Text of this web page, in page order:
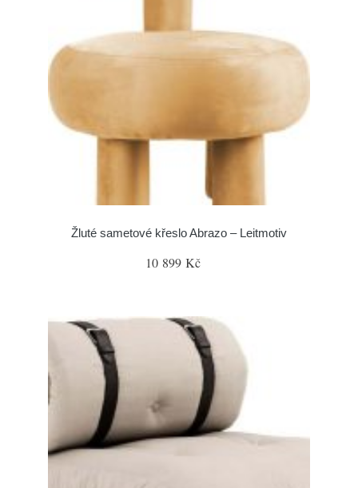
Žluté sametové křeslo Abrazo – Leitmotiv
10 899 Kč